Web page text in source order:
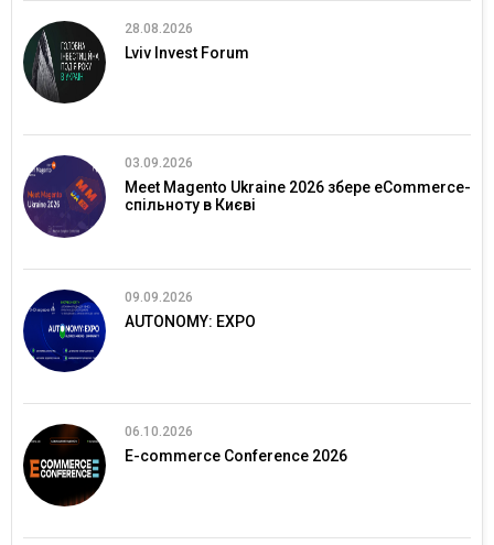
28.08.2026
Lviv Invest Forum
03.09.2026
Meet Magento Ukraine 2026 збере eCommerce-
спільноту в Києві
09.09.2026
AUTONOMY: EXPO
06.10.2026
E-commerce Conference 2026